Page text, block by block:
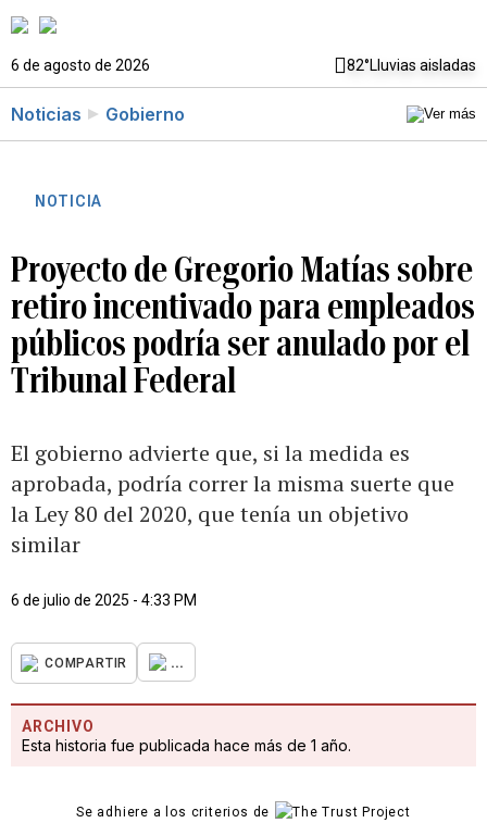
6 de agosto de 2026 82°Lluvias aisladas
Noticias Gobierno
NOTICIA
Proyecto de Gregorio Matías sobre
retiro incentivado para empleados
públicos podría ser anulado por el
Tribunal Federal
El gobierno advierte que, si la medida es
aprobada, podría correr la misma suerte que
la Ley 80 del 2020, que tenía un objetivo
similar
6 de julio de 2025 - 4:33 PM
COMPARTIR ...
ARCHIVO
Esta historia fue publicada hace más de 1 año.
Se adhiere a los criterios de